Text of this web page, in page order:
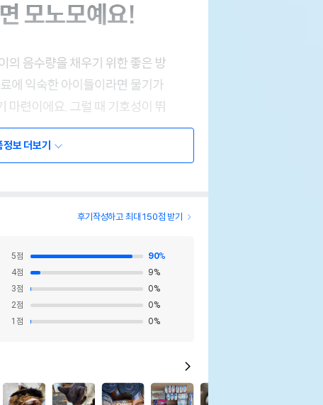
정보 더보기
후기작성하고 최대 150점 받기
5점 90%
4점 9%
3점 0%
2점 0%
1 점 0%